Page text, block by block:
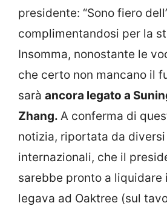
presidente: “Sono fiero
complimentandosi per la
Insomma, nonostante le
che certo non mancano il
sarà ancora legato a
Zhang. A conferma di
notizia, riportata da
internazionali, che il
sarebbe pronto a liquidare
legava ad Oaktree (sul